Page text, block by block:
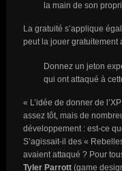
la main de son
La gratuité s’applique
peut la jouer gratuitement
Donnez un jeton
qui ont attaqué à
« L’idée de donner de
assez tôt, mais de
développement : est-ce
S’agissait-il des «
avaient attaqué ? Pour
Tyler Parrott(game